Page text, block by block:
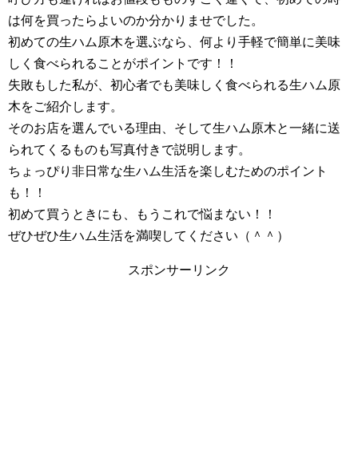
は何を買ったらよいのか分かりませでした。
初めての生ハム原木を選ぶなら、何より手軽で簡単に美味
しく食べられることがポイントです！！
失敗もした私が、初心者でも美味しく食べられる生ハム原
木をご紹介します。
そのお店を選んでいる理由、そして生ハム原木と一緒に送
られてくるものも写真付きで説明します。
ちょっぴり非日常な生ハム生活を楽しむためのポイント
も！！
初めて買うときにも、もうこれで悩まない！！
ぜひぜひ生ハム生活を満喫してください（＾＾）
スポンサーリンク